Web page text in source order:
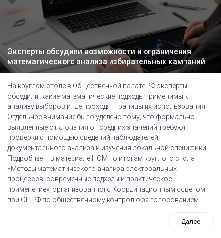
Эксперты обсудили возможности и ограничения
математического анализа избирательных кампаний
На круглом столе в Общественной палате РФ эксперты
обсудили, какие математические подходы применимы к
анализу выборов и где проходят границы их использования.
Отдельное внимание было уделено тому, что формально
выявленные отклонения от средних значений требуют
проверки с помощью сведений наблюдателей,
документального анализа и изучения локальной специфики.
Подробнее – в материале НОМ по итогам круглого стола
«Методы математического анализа электоральных
процессов: современные подходы и практическое
применение», организованного Координационным советом
при ОП РФ по общественному контролю за голосованием.
Далее